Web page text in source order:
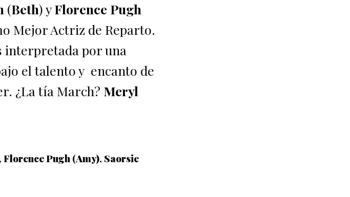
(Beth) yFlorence Pugh
Mejor Actriz de Reparto.
interpretada por una
el talento y encanto de
¿La tía March? Meryl
Florence Pugh (Amy), Saorsie